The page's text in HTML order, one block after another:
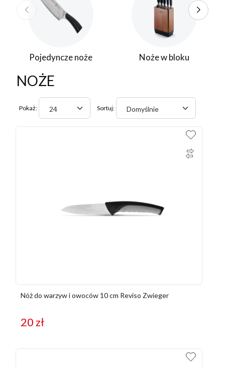
Pojedyncze noże Noże w bloku
NOŻE
Pokaż: 24 Sortuj: Domyślnie
Nóż do warzyw i owoców 10 cm Reviso Zwieger
20zł